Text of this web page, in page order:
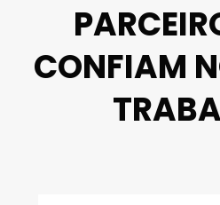
CONFIAM